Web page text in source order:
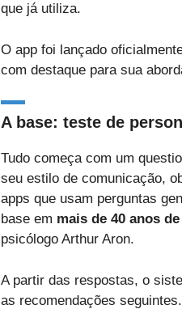
que já utiliza.
O app foi lançado
com destaque para sua
A base: teste de
Tudo começa com um
seu estilo de comunicação,
apps que usam perguntas
base em mais de 40 anos
psicólogo Arthur Aron.
A partir das respostas, o
as recomendações